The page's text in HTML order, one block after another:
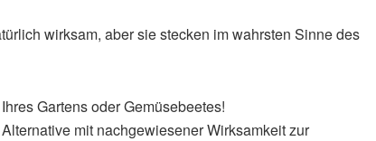
wirksam, aber sie stecken im wahrsten Sinne des
Gartens oder Gemüsebeetes!
mit nachgewiesener Wirksamkeit zur